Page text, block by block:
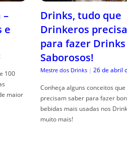
–
e
100
maior
Drinks, tudo que
Drinkeros
para fazer Drinks
Saborosos!
Mestre dos Drinks | 26 de abril
Conheça alguns conceitos
precisam saber para fazer
bebidas mais usadas nos
muito mais!